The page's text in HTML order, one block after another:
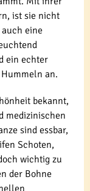
ist sie nicht
eine
ein echter
an.
bekannt,
medizinischen
sind essbar,
Schoten,
wichtig zu
der Bohne